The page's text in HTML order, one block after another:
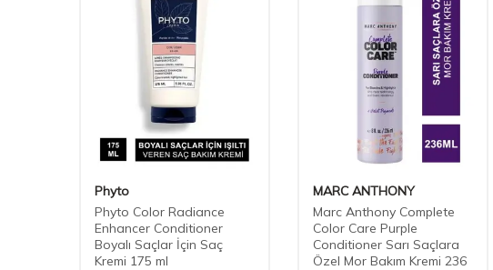
Phyto
Phyto Color Radiance
Enhancer Conditioner
Boyalı Saçlar İçin Saç
Kremi 175 ml
MARC ANTHONY
Marc Anthony Complete
Color Care Purple
Conditioner Sarı Saçlara
Özel Mor Bakım Kremi 236